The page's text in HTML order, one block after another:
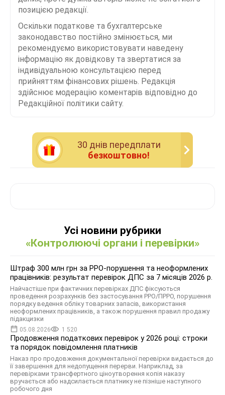
позицією редакції.
Оскільки податкове та бухгалтерське
законодавство постійно змінюється, ми
рекомендуємо використовувати наведену
інформацію як довідкову та звертатися за
індивідуальною консультацією перед
прийняттям фінансових рішень. Редакція
здійснює модерацію коментарів відповідно до
Редакційної політики сайту.
30 днiв передплати
безкоштовно!
Усі новини рубрики
«Контролюючі органи і перевірки»
Штраф 300 млн грн за РРО-порушення та неоформлених
працівників: результат перевірок ДПС за 7 місяців 2026 р.
Найчастіше при фактичних перевірках ДПС фіксуються
проведення розрахунків без застосування РРО/ПРРО, порушення
порядку ведення обліку товарних запасів, використання
неоформлених працівників, а також порушення правил продажу
підакцизки
05.08.2026 1 520
Продовження податкових перевірок у 2026 році: строки
та порядок повідомлення платників
Наказ про продовження документальної перевірки видається до
її завершення для недопущення перерви. Наприклад, за
перевірками трансфертного ціноутворення копія наказу
вручається або надсилається платнику не пізніше наступного
робочого дня